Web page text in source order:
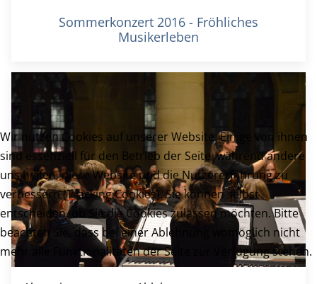
Sommerkonzert 2016 - Fröhliches
Musikerleben
Wir nutzen Cookies auf unserer Website. Einige von ihnen
sind essenziell für den Betrieb der Seite, während andere
uns helfen, diese Website und die Nutzererfahrung zu
verbessern (Tracking Cookies). Sie können selbst
entscheiden, ob Sie die Cookies zulassen möchten. Bitte
beachten Sie, dass bei einer Ablehnung womöglich nicht
mehr alle Funktionalitäten der Seite zur Verfügung stehen.